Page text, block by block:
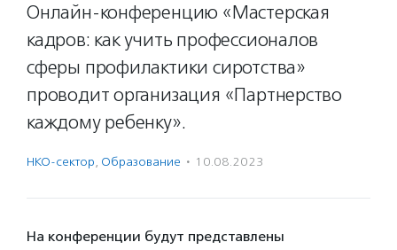
Онлайн-конференцию «Мастерская
кадров: как учить профессионалов
сферы профилактики сиротства»
проводит организация «Партнерство
каждому ребенку».
НКО-сектор, Образование · 10.08.2023
На конференции будут представлены